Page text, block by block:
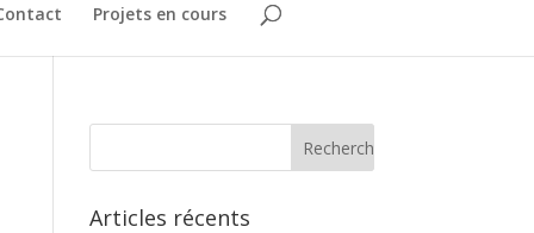
Projets en cours
Articles récents